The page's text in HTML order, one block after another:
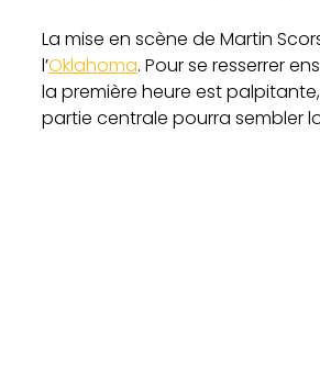
La mise en scène de Martin
l’Oklahoma. Pour se resserrer
la première heure est
partie centrale pourra sembler